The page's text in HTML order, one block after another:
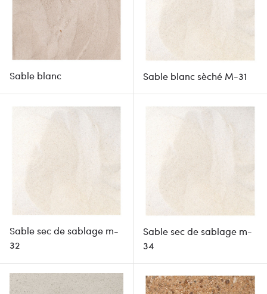
Sable blanc Sable blanc sèché M-31
Sable sec de sablage m-
32
Sable sec de sablage m-
34